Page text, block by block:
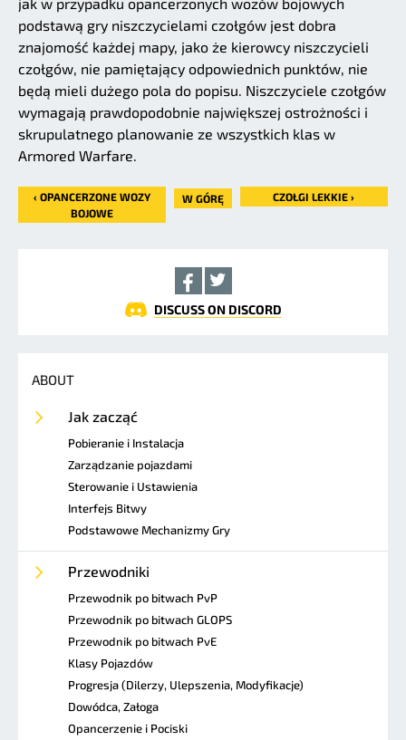
jak w przypadku opancerzonych wozów bojowych
podstawą gry niszczycielami czołgów jest dobra
znajomość każdej mapy, jako że kierowcy niszczycieli
czołgów, nie pamiętający odpowiednich punktów, nie
będą mieli dużego pola do popisu. Niszczyciele czołgów
wymagają prawdopodobnie największej ostrożności i
skrupulatnego planowanie ze wszystkich klas w
Armored Warfare.
‹ OPANCERZONE WOZY
BOJOWE
W GÓRĘ CZOŁGI LEKKIE ›
DISCUSS ON DISCORD
ABOUT
Jak zacząć
Pobieranie i Instalacja
Zarządzanie pojazdami
Sterowanie i Ustawienia
Interfejs Bitwy
Podstawowe Mechanizmy Gry
Przewodniki
Przewodnik po bitwach PvP
Przewodnik po bitwach GLOPS
Przewodnik po bitwach PvE
Klasy Pojazdów
Progresja (Dilerzy, Ulepszenia, Modyfikacje)
Dowódca, Załoga
Opancerzenie i Pociski